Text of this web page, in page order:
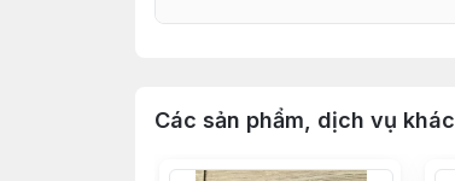
Các sản phẩm, dịch vụ khác